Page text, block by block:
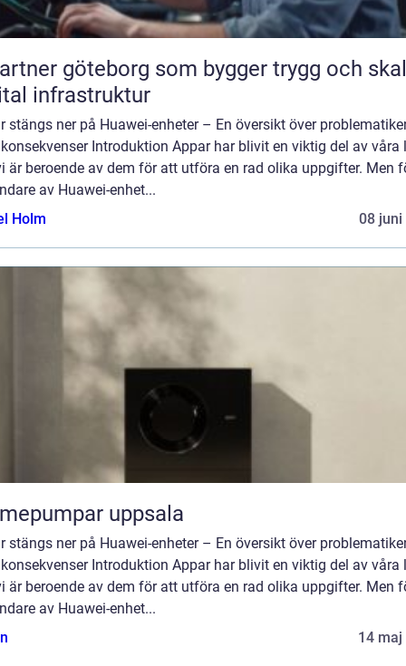
göteborg som bygger trygg och
infrastruktur
stängs ner på Huawei-enheter – En översikt över
Introduktion Appar har blivit en viktig del av våra
är beroende av dem för att utföra en rad olika uppgifter. Men
av Huawei-enhet...
Holm
08 juni
uppsala
stängs ner på Huawei-enheter – En översikt över
Introduktion Appar har blivit en viktig del av våra
är beroende av dem för att utföra en rad olika uppgifter. Men
av Huawei-enhet...
14 maj